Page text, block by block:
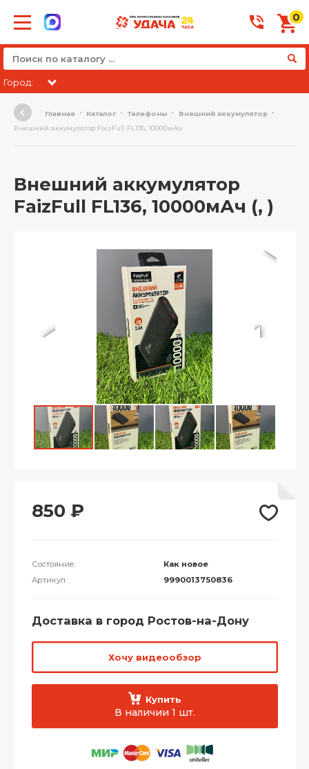
0
Город:
Главная Каталог Телефоны
Внешний аккумулятор
Внешний аккумулятор FaizFull FL136, 10000мАч
Внешний аккумулятор
FaizFull FL136, 10000мАч (, )
850 ₽
Состояние:
Как новое
Артикул:
9990013750836
Доставка в город Ростов-на-Дону
Хочу видеообзор
Купить
В наличии 1 шт.